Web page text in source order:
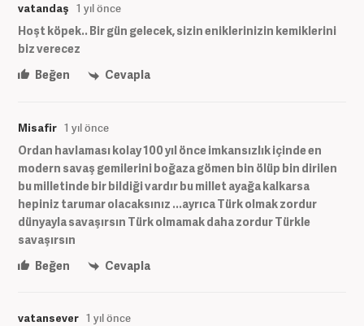
vatandaş 1 yıl önce
Hoşt köpek.. Bir gün gelecek, sizin eniklerinizin kemiklerini
biz verecez
Beğen
Cevapla
Misafir 1 yıl önce
Ordan havlaması kolay 100 yıl önce imkansızlık içinde en
modern savaş gemilerini boğaza gömen bin ölüp bin dirilen
bu milletinde bir bildiği vardır bu millet ayağa kalkarsa
hepiniz tarumar olacaksınız ...ayrıca Türk olmak zordur
dünyayla savaşırsın Türk olmamak daha zordur Türkle
savaşırsın
Beğen
Cevapla
vatansever 1 yıl önce